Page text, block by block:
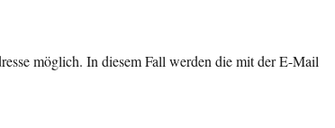
möglich. In diesem Fall werden die mit der E-Mail